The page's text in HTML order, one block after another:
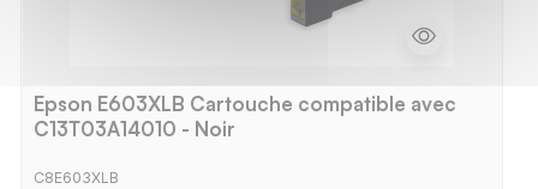
Epson E603XLB Cartouche compatible avec
C13T03A14010 - Noir
C8E603XLB